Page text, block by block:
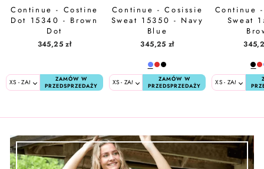
Continue - Costine
Dot 15340 - Brown
Dot
345,25 zł
ZAMÓW W
PRZEDSPRZEDAŻY
Continue - Cosissie
Sweat 15350 - Navy
Blue
345,25 zł
ZAMÓW W
PRZEDSPRZEDAŻY
Continue
Sweat